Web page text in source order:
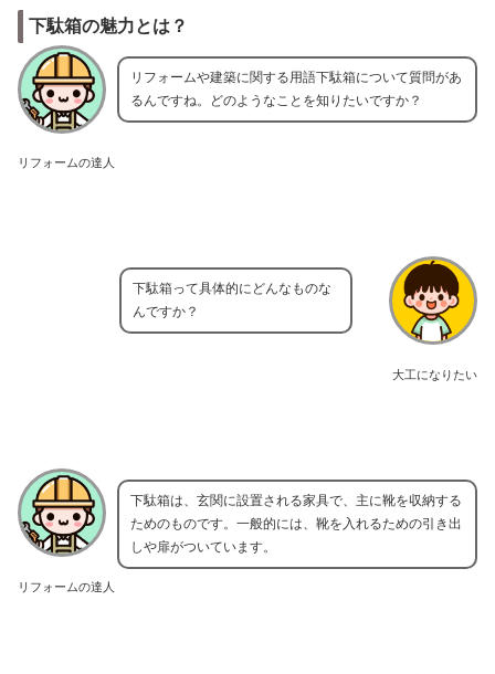
下駄箱の魅力とは？
リフォームの達人
リフォームや建築に関する用語下駄箱について質問があ
るんですね。どのようなことを知りたいですか？
大工になりたい
下駄箱って具体的にどんなものな
んですか？
リフォームの達人
下駄箱は、玄関に設置される家具で、主に靴を収納する
ためのものです。一般的には、靴を入れるための引き出
しや扉がついています。